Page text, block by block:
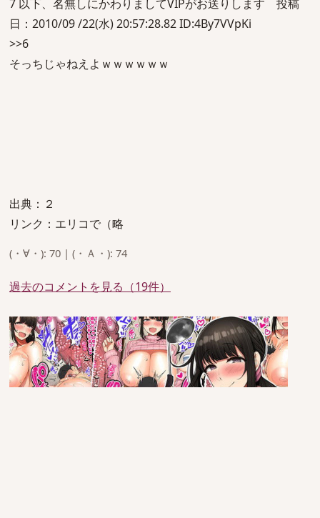
7 以下、名無しにかわりましてVIPがお送りします 投稿
日：2010/09 /22(水) 20:57:28.82 ID:4By7VVpKi
>>6
そっちじゃねえよｗｗｗｗｗｗ
出典：２
リンク：エリコで（略
(・∀・): 70 | (・Ａ・): 74
過去のコメントを見る（19件）